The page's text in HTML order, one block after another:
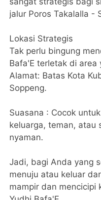
jalur Poros Takalalla -
​Lokasi Strategis
​Tak perlu bingung
Bafa'E terletak di area
​Alamat: Batas Kota
Soppeng.
​Suasana : Cocok
keluarga, teman, atau
nyaman.
​Jadi, bagi Anda yang
menuju atau keluar
mampir dan mencicipi